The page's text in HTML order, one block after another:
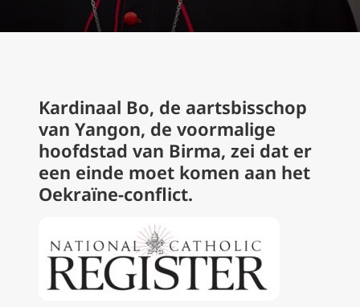
Kardinaal Bo, de aartsbisschop
van Yangon, de voormalige
hoofdstad van Birma, zei dat er
een einde moet komen aan het
Oekraïne-conflict.